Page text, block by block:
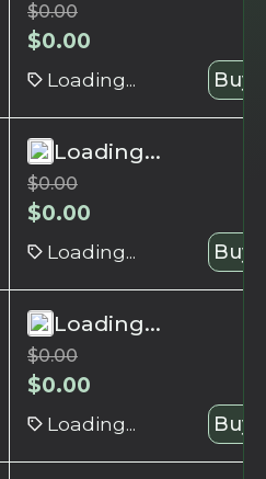
$0.00
$0.00
Loading... Buy
Loading...
$0.00
$0.00
Loading... Buy
Loading...
$0.00
$0.00
Loading... Buy